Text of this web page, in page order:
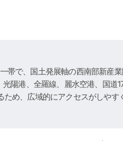
で、国土発展軸の西南部新産
陽港、全羅線、麗水空港、国道17
め、広域的にアクセスがしやす